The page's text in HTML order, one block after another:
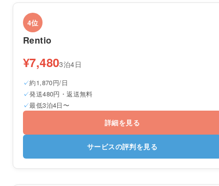
4位
Rentio
¥7,4803泊4日
約1,870円/日
発送480円・返送無料
最低3泊4日〜
詳細を見る
サービスの評判を見る